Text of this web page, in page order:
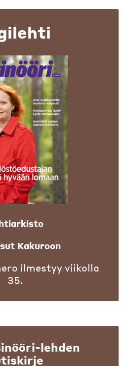
Kakuroon
ilmestyy viikolla
35.
lehden